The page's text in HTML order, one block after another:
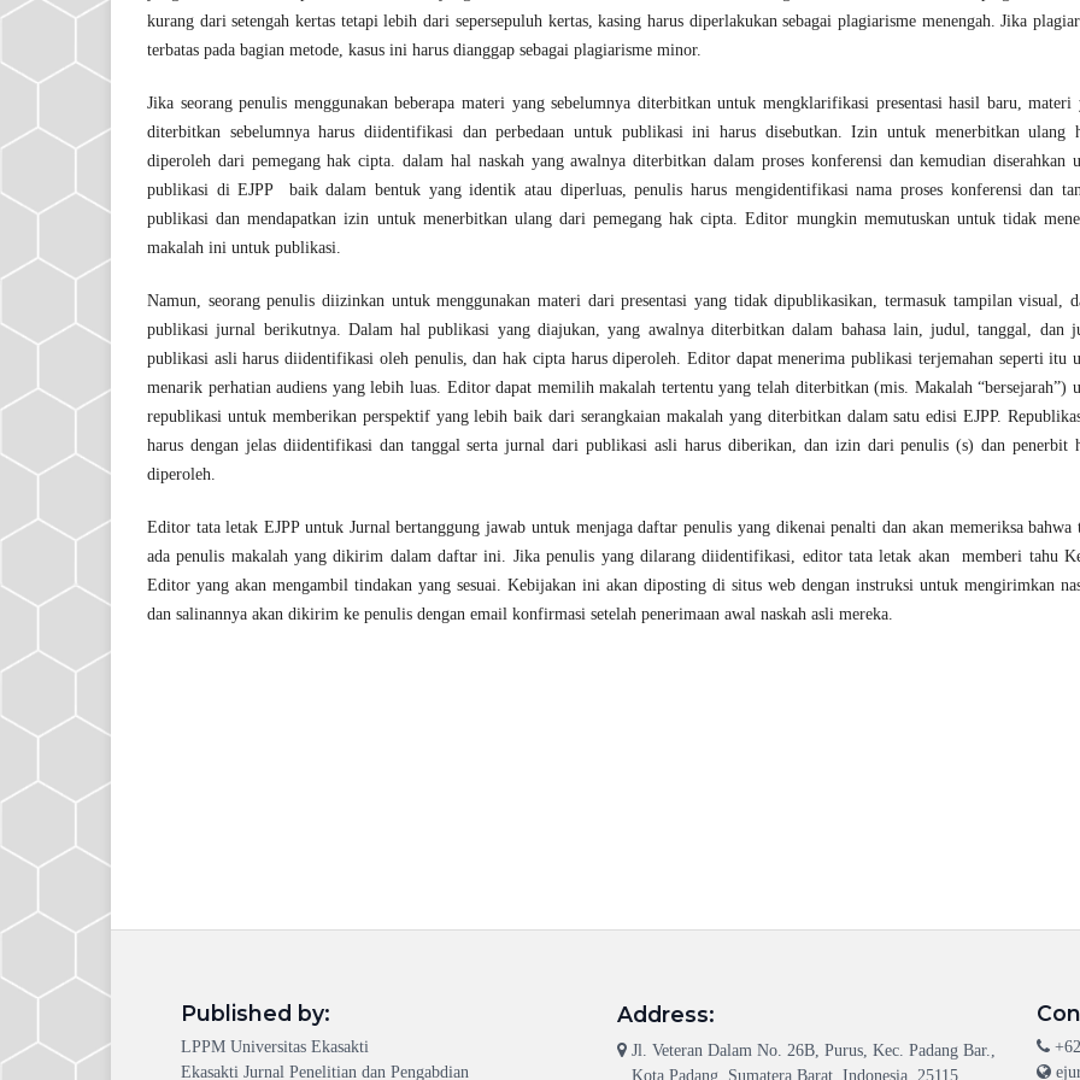
kurang dari setengah kertas tetapi lebih dari sepersepuluh kertas, kasing harus diperlakukan sebagai plagiarisme menengah. Jika
terbatas pada bagian metode, kasus ini harus dianggap sebagai plagiarisme minor.
Jika seorang penulis menggunakan beberapa materi yang sebelumnya diterbitkan untuk mengklarifikasi presentasi hasil baru, materi
diterbitkan sebelumnya harus diidentifikasi dan perbedaan untuk publikasi ini harus disebutkan. Izin untuk menerbitkan ulang
diperoleh dari pemegang hak cipta. dalam hal naskah yang awalnya diterbitkan dalam proses konferensi dan kemudian diserahkan
publikasi di EJPP baik dalam bentuk yang identik atau diperluas, penulis harus mengidentifikasi nama proses konferensi dan
publikasi dan mendapatkan izin untuk menerbitkan ulang dari pemegang hak cipta. Editor mungkin memutuskan untuk tidak
makalah ini untuk publikasi.
Namun, seorang penulis diizinkan untuk menggunakan materi dari presentasi yang tidak dipublikasikan, termasuk tampilan visual,
publikasi jurnal berikutnya. Dalam hal publikasi yang diajukan, yang awalnya diterbitkan dalam bahasa lain, judul, tanggal, dan
publikasi asli harus diidentifikasi oleh penulis, dan hak cipta harus diperoleh. Editor dapat menerima publikasi terjemahan seperti itu
menarik perhatian audiens yang lebih luas. Editor dapat memilih makalah tertentu yang telah diterbitkan (mis. Makalah “bersejarah”)
republikasi untuk memberikan perspektif yang lebih baik dari serangkaian makalah yang diterbitkan dalam satu edisi EJPP.
harus dengan jelas diidentifikasi dan tanggal serta jurnal dari publikasi asli harus diberikan, dan izin dari penulis (s) dan penerbit
diperoleh.
Editor tata letak EJPP untuk Jurnal bertanggung jawab untuk menjaga daftar penulis yang dikenai penalti dan akan memeriksa bahwa
ada penulis makalah yang dikirim dalam daftar ini. Jika penulis yang dilarang diidentifikasi, editor tata letak akan memberi tahu
Editor yang akan mengambil tindakan yang sesuai. Kebijakan ini akan diposting di situs web dengan instruksi untuk mengirimkan
dan salinannya akan dikirim ke penulis dengan email konfirmasi setelah penerimaan awal naskah asli mereka.
Published by:
LPPM Universitas Ekasakti
Ekasakti Jurnal Penelitian dan Pengabdian
Address:
Jl. Veteran Dalam No. 26B, Purus, Kec. Padang Bar.,
Kota Padang, Sumatera Barat, Indonesia, 25115